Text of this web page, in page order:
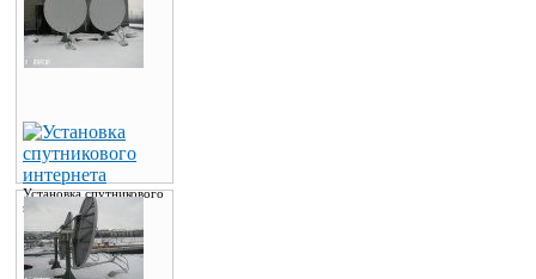
Установка спутникового
интернета